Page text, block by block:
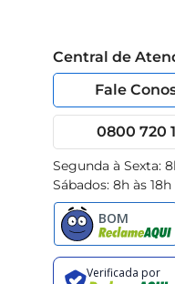
Central de
Fale
0800 720
Segunda à Sexta:
Sábados: 8h às 18h